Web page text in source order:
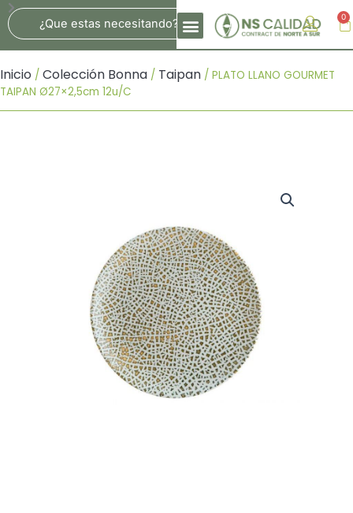
Al
Contenido
Search 0
Inicio / Colección Bonna / Taipan / PLATO LLANO GOURMET
TAIPAN Ø27×2,5cm 12u/c